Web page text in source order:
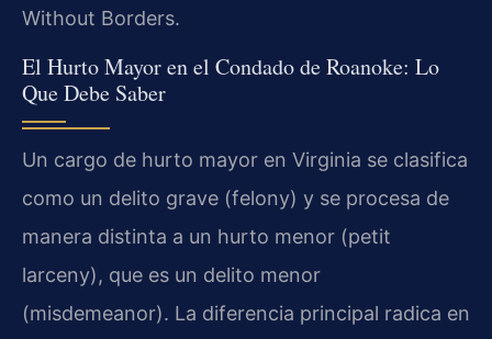
Without Borders.
El Hurto Mayor en el Condado de Roanoke: Lo
Que Debe Saber
Un cargo de hurto mayor en Virginia se clasifica
como un delito grave (felony) y se procesa de
manera distinta a un hurto menor (petit
larceny), que es un delito menor
(misdemeanor). La diferencia principal radica en